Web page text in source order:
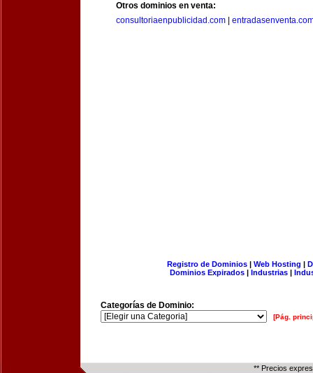
Otros dominios en venta:
consultoriaenpublicidad.com
Registro de Dominios| Web Hosting |
Dominios Expirados | Industrias |
Categorías de Dominio:
[Pág.
** Precios